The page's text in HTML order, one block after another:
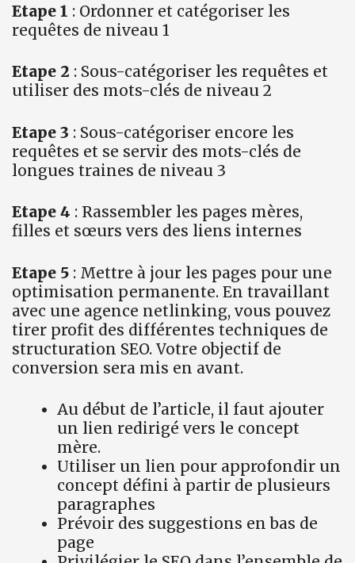
Etape 1 : Ordonner et catégoriser les
requêtes de niveau 1
Etape 2 : Sous-catégoriser les requêtes et
utiliser des mots-clés de niveau 2
Etape 3 : Sous-catégoriser encore les
requêtes et se servir des mots-clés de
longues traines de niveau 3
Etape 4 : Rassembler les pages mères,
filles et sœurs vers des liens internes
Etape 5 : Mettre à jour les pages pour une
optimisation permanente. En travaillant
avec une agence netlinking, vous pouvez
tirer profit des différentes techniques de
structuration SEO. Votre objectif de
conversion sera mis en avant.
Au début de l’article, il faut ajouter
un lien redirigé vers le concept
mère.
Utiliser un lien pour approfondir un
concept défini à partir de plusieurs
paragraphes
Prévoir des suggestions en bas de
page